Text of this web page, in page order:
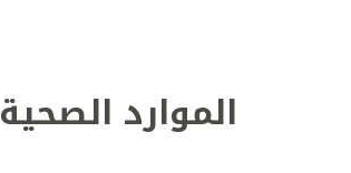
الموارد